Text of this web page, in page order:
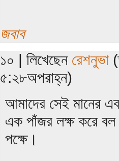
জবাব
১০ | লিখেছেন রেশনুভা
৫:২৮অপরাহ্ন)
আমাদের সেই মানের
এক পাঁজর লক্ষ করে বল
পক্ষে।